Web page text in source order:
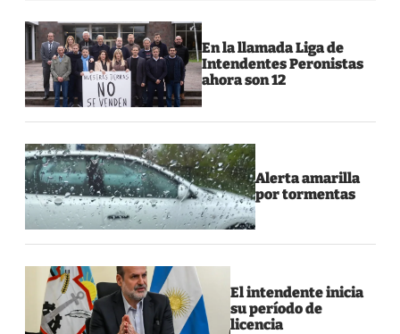
En la llamada Liga de
Intendentes Peronistas
ahora son 12
Alerta amarilla
por tormentas
El intendente inicia
su período de
licencia